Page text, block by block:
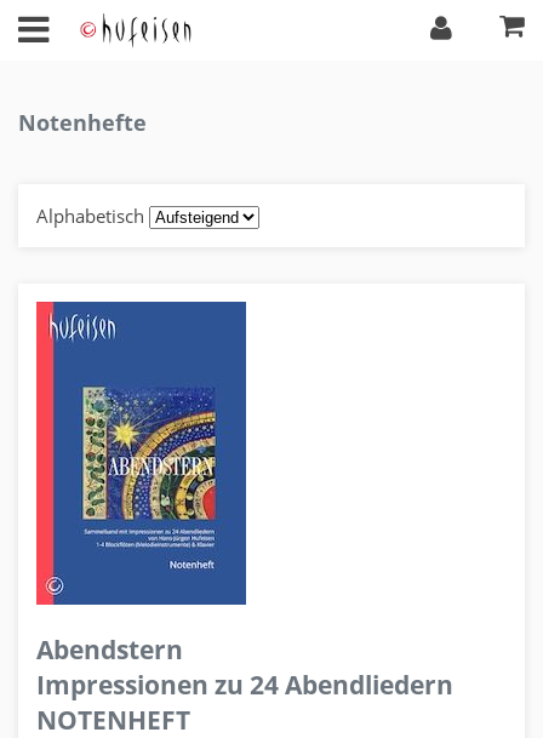
Notenhefte
Alphabetisch
Abendstern
Impressionen zu 24 Abendliedern
NOTENHEFT